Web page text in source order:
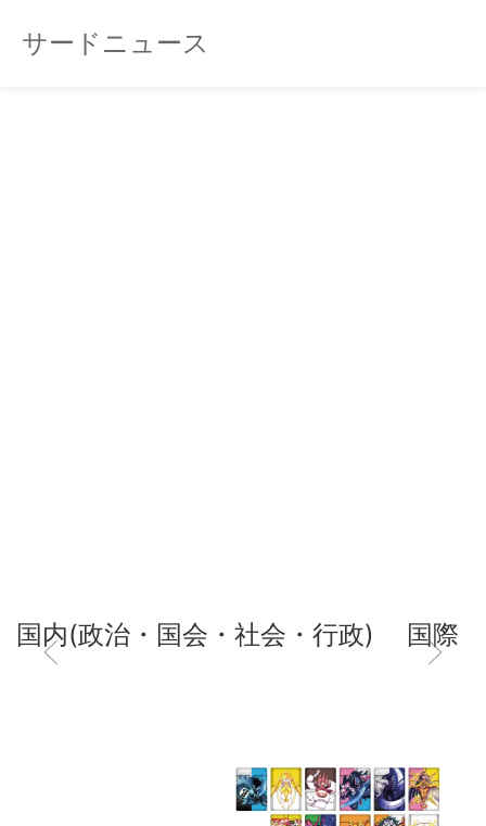
サードニュース
国内(政治・国会・社会・行政) 国際